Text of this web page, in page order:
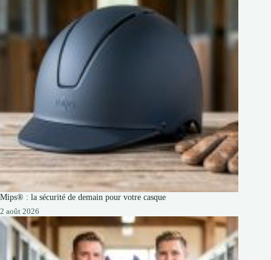
Mips® : la sécurité de demain pour votre casque
2 août 2026